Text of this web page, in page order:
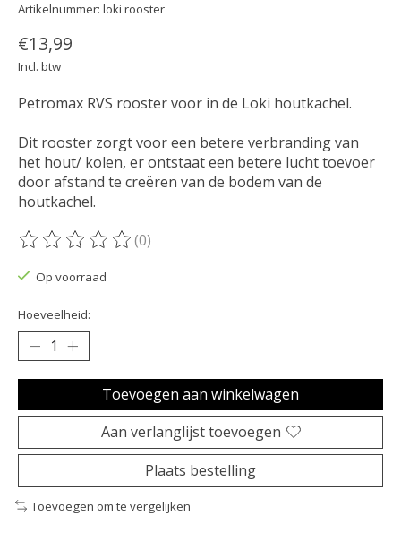
Artikelnummer: loki rooster
€13,99
Incl. btw
Petromax RVS rooster voor in de Loki houtkachel.
Dit rooster zorgt voor een betere verbranding van
het hout/ kolen, er ontstaat een betere lucht toevoer
door afstand te creëren van de bodem van de
houtkachel.
De beoordeling van dit product is
(0)
Op voorraad
Hoeveelheid:
Toevoegen aan winkelwagen
Aan verlanglijst toevoegen
Plaats bestelling
Toevoegen om te vergelijken